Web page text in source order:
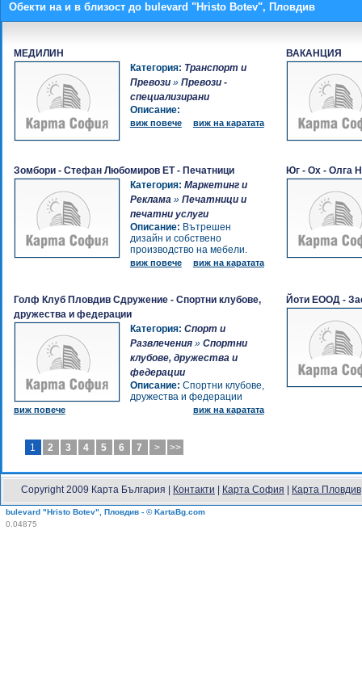
Обекти на и в близост до bulevard "Hristo Botev", Пловдив
МЕДИЛИН
Категория: Транспорт и
Превози» Превози -
специализирани
Описание:
виж повече виж на каратата
ВАКАНЦИЯ
Зомбори - Стефан Любомиров ЕТ - Печатници
Категория: Маркетинг и
Реклама» Печатници и
печатни услуги
Описание: Вътрешен
дизайн и собствено
производство на мебели.
виж повече виж на каратата
Юг - Ох - Олга
Голф Клуб Пловдив Сдружение - Спортни клубове,
дружества и федерации
Категория: Спорт и
Развлечения» Спортни
клубове, дружества и
федерации
Описание: Спортни клубове,
дружества и федерации
виж повече виж на каратата
Йоти ЕООД -
1 2 3 4 5 6 7 > >>
Copyright 2009 Карта България | Контакти | Карта София | Карта Пловдив
bulevard "Hristo Botev", Пловдив - © KartaBg.com
0.04875